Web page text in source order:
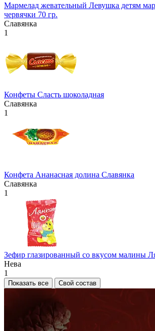
Мармелад жевательный Левушка детям
червячки 70 гр.
Славянка
1
Конфеты Сласть шоколадная
Славянка
1
Конфета Ананасная долина Славянка
Славянка
1
Зефир глазированный со вкусом малины
Нева
1
Показать все Свой состав